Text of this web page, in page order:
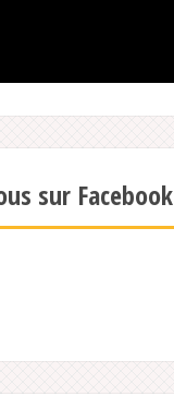
sur Facebook